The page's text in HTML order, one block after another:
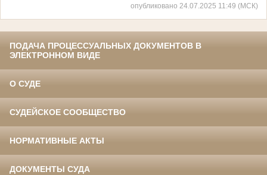
опубликовано 24.07.2025 11:49 (МСК)
ПОДАЧА ПРОЦЕССУАЛЬНЫХ ДОКУМЕНТОВ В
ЭЛЕКТРОННОМ ВИДЕ
О СУДЕ
СУДЕЙСКОЕ СООБЩЕСТВО
НОРМАТИВНЫЕ АКТЫ
ДОКУМЕНТЫ СУДА